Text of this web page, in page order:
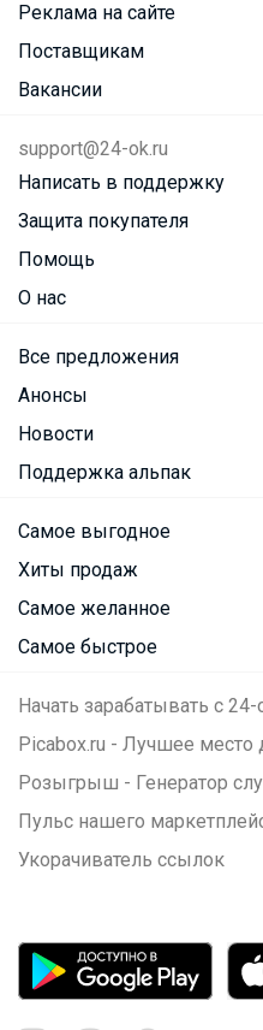
Реклама на сайте
Поставщикам
Вакансии
support@24-ok.ru
Написать в поддержку
Защита покупателя
Помощь
О нас
Все предложения
Анонсы
Новости
Поддержка альпак
Самое выгодное
Хиты продаж
Самое желанное
Самое быстрое
Начать зарабатывать с 24-
Picabox.ru - Лучшее
Розыгрыш - Генератор
Пульс нашего
Укорачиватель ссылок